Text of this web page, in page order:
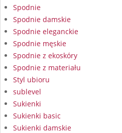
Spodnie
Spodnie damskie
Spodnie eleganckie
Spodnie męskie
Spodnie z ekoskóry
Spodnie z materiału
Styl ubioru
sublevel
Sukienki
Sukienki basic
Sukienki damskie